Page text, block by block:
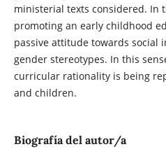
ministerial texts considered. In
promoting an early childhood
passive attitude towards social
gender stereotypes. In this
curricular rationality is being
and children.
Biografía del autor/a